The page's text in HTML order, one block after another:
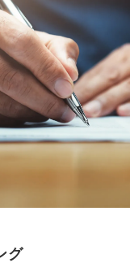
グ